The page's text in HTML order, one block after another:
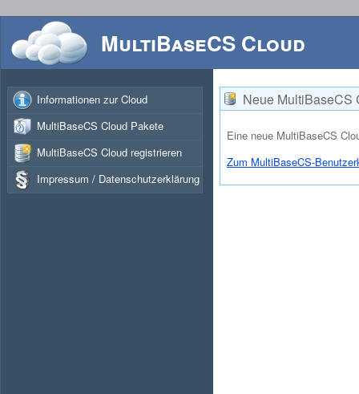
MultiBaseCS Cloud
Informationen zur Cloud
MultiBaseCS Cloud Pakete
MultiBaseCS Cloud registrieren
Impressum / Datenschutzerklärung
Neue MultiBaseCS
Eine neue MultiBaseCS
Zum MultiBaseCS-